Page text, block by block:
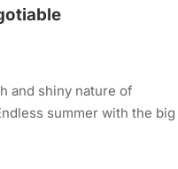
and shiny nature of
summer with the big